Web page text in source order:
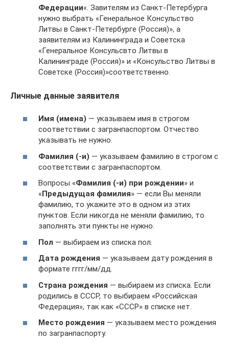
Федерации«. Завителям из Санкт-Петербурга
нужно выбрать «Генеральное Консульство
Литвы в Санкт-Петербурге (Россия)», а
заявителям из Калининграда и Советска
«Генеральное Консульсвто Литвы в
Калининграде (Россия)» и «Консульство Литвы в
Советске (Россия)»соответственно.
Личные данные заявителя
Имя (имена) — указываем имя в строгом
соответствии с загранпаспортом. Отчество
указывать не нужно.
Фамилия (-и) — указываем фамилию в строгом с
соответствии с загранпаспортом.
Вопросы «Фамилия (-и) при рождении» и
«Предыдущая фамилия» — если Вы меняли
фамилию, то укажите это в одном из этих
пунктов. Если никогда не меняли фамилию, то
заполнять эти пункты не нужно.
Пол — выбираем из списка пол.
Дата рождения — указываем дату рождения в
формате гггг/мм/дд.
Страна рождения — выбираем из списка. Если
родились в СССР, то выбираем «Российская
Федерация», так как «СССР» в списке нет.
Место рождения — указываем место рождения
по загранпаспорту.